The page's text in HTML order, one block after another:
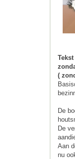
(
De
De
Aan
nu